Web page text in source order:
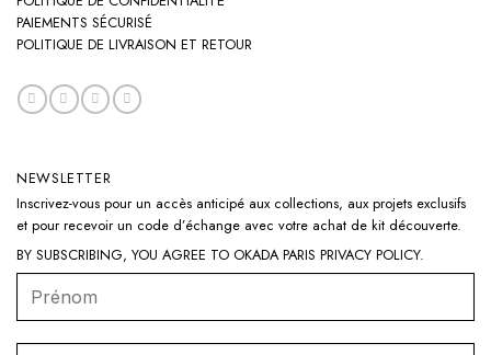
PAIEMENTS SÉCURISÉ
POLITIQUE DE LIVRAISON ET RETOUR
NEWSLETTER
Inscrivez-vous pour un accès anticipé aux collections, aux projets exclusifs
et pour recevoir un code d’échange avec votre achat de kit découverte.
BY SUBSCRIBING, YOU AGREE TO OKADA PARIS PRIVACY POLICY.